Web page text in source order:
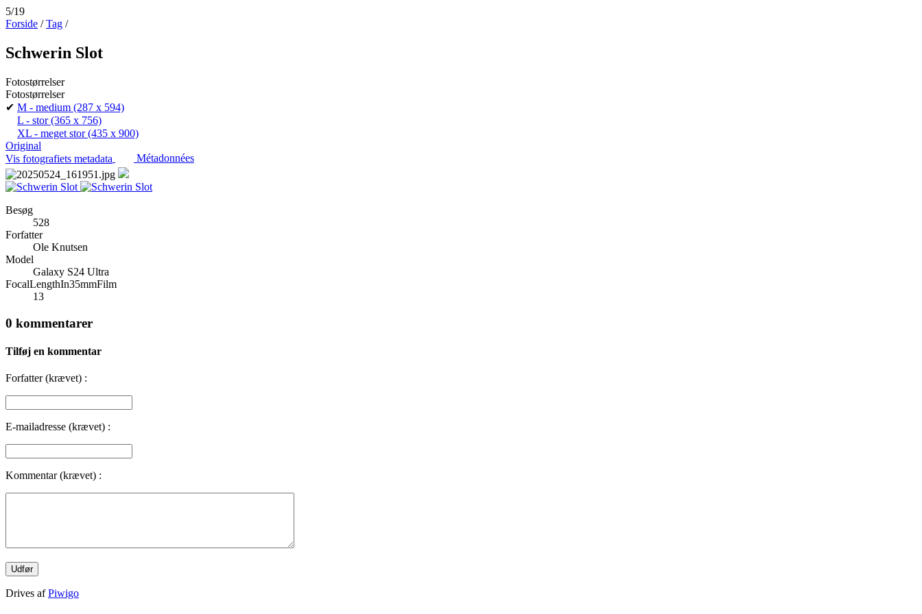
5/19
Forside /Tag /
Schwerin Slot
Fotostørrelser
Fotostørrelser
✔ M - medium (287 x 594)
L - stor(365 x 756)
XL - meget stor(435 x 900)
Original
Vis fotografiets metadata
Métadonnées
Besøg
528
Forfatter
Ole Knutsen
Model
Galaxy S24 Ultra
FocalLengthIn35mmFilm
13
0 kommentarer
Tilføj en kommentar
Forfatter (krævet) :
E-mailadresse (krævet) :
Kommentar (krævet) :
Drives afPiwigo